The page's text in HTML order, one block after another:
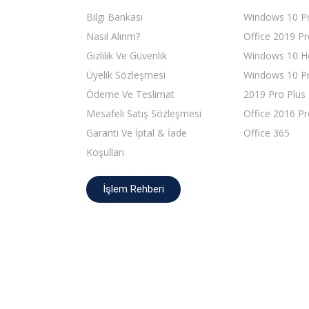
Bilgi Bankası
Nasıl Alırım?
Gizlilik Ve Güvenlik
Üyelik Sözleşmesi
Ödeme Ve Teslimat
Mesafeli Satış Sözleşmesi
Garanti Ve İptal & İade
Koşulları
İşlem Rehberi
Windows 10
Office 2019
Windows 10
Windows 10
2019 Pro Plus
Office 2016
Office 365